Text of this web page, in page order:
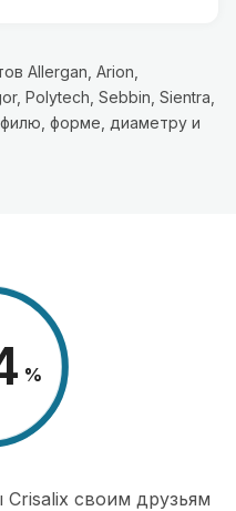
Allergan, Arion,
Polytech, Sebbin, Sientra,
форме, диаметру и
%
cвоим друзьям